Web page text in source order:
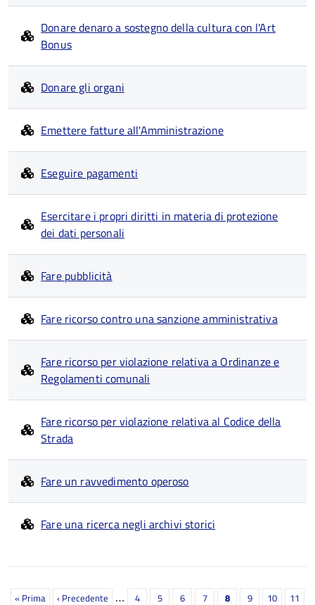
Donare denaro a sostegno della cultura con l'Art
Bonus
Donare gli organi
Emettere fatture all'Amministrazione
Eseguire pagamenti
Esercitare i propri diritti in materia di protezione
dei dati personali
Fare pubblicità
Fare ricorso contro una sanzione amministrativa
Fare ricorso per violazione relativa a Ordinanze e
Regolamenti comunali
Fare ricorso per violazione relativa al Codice della
Strada
Fare un ravvedimento operoso
Fare una ricerca negli archivi storici
Paginazione
Prima
« Prima Pagina
‹ Precedente … Page
4 Page
5 Page
6 Page
7 Pagina
8 Page
9 Page
10 Page
11